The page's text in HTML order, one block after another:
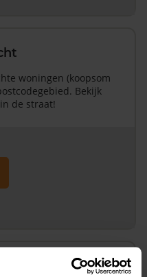
woningen (koopsom
Bekijk
de straat!
(1 jaar gratis